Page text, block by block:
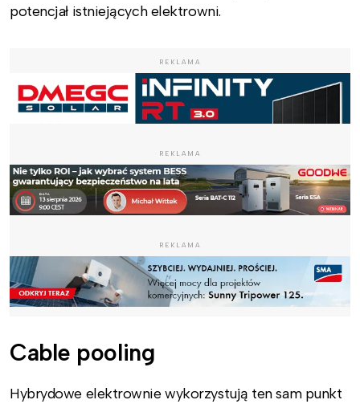
potencjał istniejących elektrowni.
REKLAMA
REKLAMA
REKLAMA
Cable pooling
Hybrydowe elektrownie wykorzystują ten sam punkt